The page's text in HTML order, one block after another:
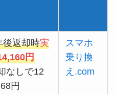
後返却時実
円
なしで12
円
スマホ
乗り換
え.com